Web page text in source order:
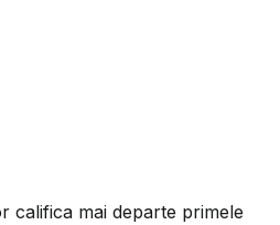
califica mai departe primele